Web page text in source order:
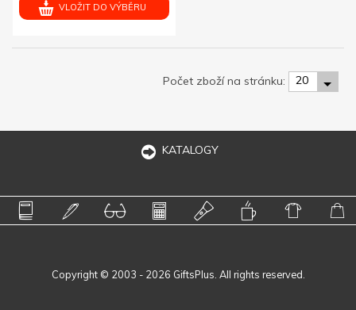
VLOŽIT DO VÝBĚRU
Počet zboží na stránku: 20
KATALOGY
Copyright © 2003 - 2026 GiftsPlus. All rights reserved.